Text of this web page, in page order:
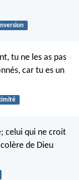
tu ne les as pas
car tu es un
celui qui ne croit
de Dieu